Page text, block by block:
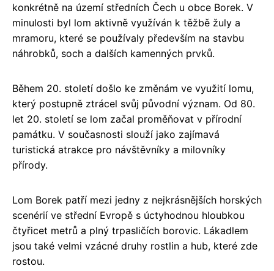
konkrétně na území středních Čech u obce Borek. V
minulosti byl lom aktivně využíván k těžbě žuly a
mramoru, které se používaly především na stavbu
náhrobků, soch a dalších kamenných prvků.
Během 20. století došlo ke změnám ve využití lomu,
který postupně ztrácel svůj původní význam. Od 80.
let 20. století se lom začal proměňovat v přírodní
památku. V současnosti slouží jako zajímavá
turistická atrakce pro návštěvníky a milovníky
přírody.
Lom Borek patří mezi jedny z nejkrásnějších horských
scenérií ve střední Evropě s úctyhodnou hloubkou
čtyřicet metrů a plný trpasličích borovic. Lákadlem
jsou také velmi vzácné druhy rostlin a hub, které zde
rostou.